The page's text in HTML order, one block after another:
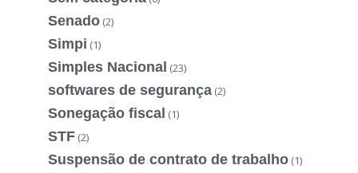
Senado (2)
Simpi (1)
Simples Nacional (23)
softwares de segurança (2)
Sonegação fiscal (1)
STF (2)
Suspensão de contrato de trabalho (1)